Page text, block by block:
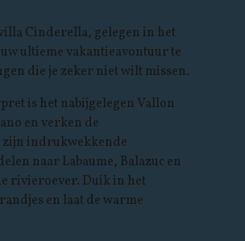
Cinderella, gelegen in het
ultieme vakantieavontuur te
die je zeker niet wilt missen.
is het nabijgelegen Vallon
en verken de
zijn indrukwekkende
naar Labaume, Balazuc en
rivieroever. Duik in het
en laat de warme